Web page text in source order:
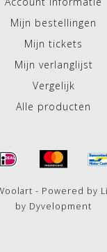
Mijn bestellingen
Mijn tickets
Mijn verlanglijst
Vergelijk
Alle producten
- Powered by
by Dyvelopment